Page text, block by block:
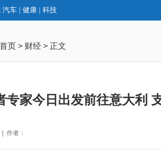
汽车 健康 科技
首页 > 财经 > 正文
专家今日出发前往意大利
作者：